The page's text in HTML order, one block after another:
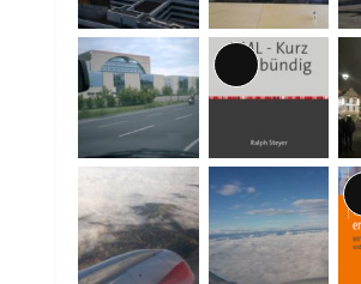
Lange
Beschreibung